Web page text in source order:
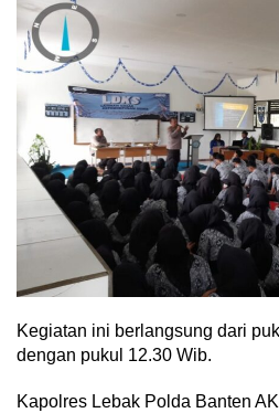
Kegiatan ini berlangsung dari
dengan pukul 12.30 Wib.
Kapolres Lebak Polda Banten